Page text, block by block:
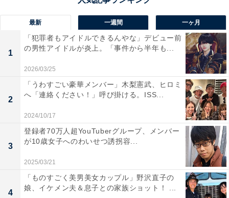
最新 一週間 一ヶ月
1
「犯罪者もアイドルできるんやな」デビュー前
の男性アイドルが炎上。「事件から半年も...
2026/03/25
2
「うわすごい豪華メンバー」木梨憲武、ヒロミ
へ「連絡ください！」呼び掛ける。ISS...
2024/10/17
3
登録者70万人超YouTuberグループ、メンバー
が10歳女子へのわいせつ誘拐容...
2025/03/21
4
「ものすごく美男美女カップル」野沢直子の
娘、イケメン夫＆息子との家族ショット！ ...